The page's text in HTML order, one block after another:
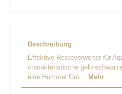
Beschreibung
Effektive Resteverwerter für
charakteristische gelb-
eine Hummel.Grö… Mehr